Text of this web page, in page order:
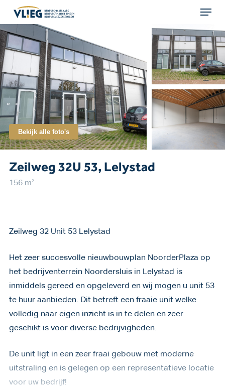
main
content
Menu
Bekijk alle foto's
Zeilweg 32U 53, Lelystad
156 m2
Zeilweg 32 Unit 53 Lelystad
Het zeer succesvolle nieuwbouwplan NoorderPlaza op
het bedrijventerrein Noordersluis in Lelystad is
inmiddels gereed en opgeleverd en wij mogen u unit 53
te huur aanbieden. Dit betreft een fraaie unit welke
volledig naar eigen inzicht is in te delen en zeer
geschikt is voor diverse bedrijvigheden.
De unit ligt in een zeer fraai gebouw met moderne
uitstraling en is gelegen op een representatieve locatie
voor uw bedrijf!